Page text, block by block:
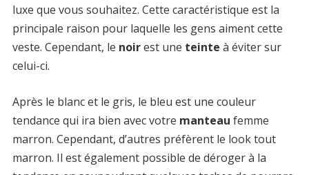
luxe que vous souhaitez. Cette caractéristique est la
principale raison pour laquelle les gens aiment cette
veste. Cependant, le noirest une teinte à éviter sur
celui-ci.
Après le blanc et le gris, le bleu est une couleur
tendance qui ira bien avec votre manteau femme
marron. Cependant, d’autres préfèrent le look tout
marron. Il est également possible de déroger à la